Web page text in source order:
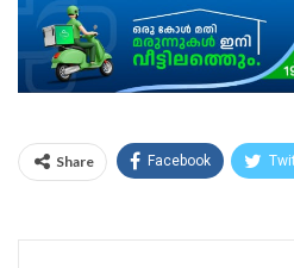
Share Facebook